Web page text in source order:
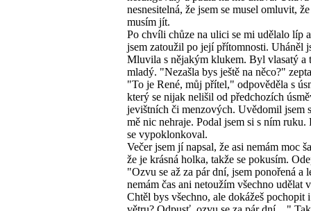
nesnesitelná, že jsem se musel omluvit,
musím jít.
Po chvíli chůze na ulici se mi udělalo líp
jsem zatoužil po její přítomnosti. Uháněl
Mluvila s nějakým klukem. Byl vlasatý a
mladý. "Nezašla bys ještě na něco?"
"To je René, můj přítel," odpověděla s
který se nijak nelišil od předchozích
jevištních či menzových. Uvědomil jsem
mě nic nehraje. Podal jsem si s ním ruku.
se vypoklonkoval.
Večer jsem jí napsal, že asi nemám moc
že je krásná holka, takže se pokusím.
"Ozvu se až za pár dní, jsem ponořená a
nemám čas ani netoužím všechno udělat
Chtěl bys všechno, ale dokážeš pochopit